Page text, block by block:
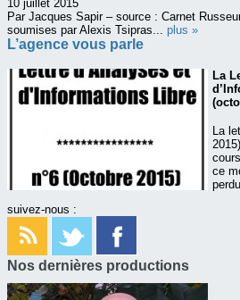
10 juillet 2015
Par Jacques Sapir – source : Carnet
soumises par Alexis Tsipras... plus »
L’agence vous parle
La
La
ce
suivez-nous :
Nos dernières productions